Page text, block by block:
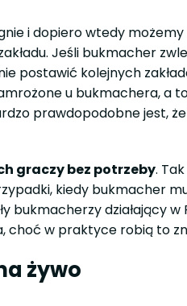
i dopiero wtedy
Jeśli bukmacher
postawić kolejnych
u bukmachera, a
prawdopodobne jest,
graczy bez potrzeby.
kiedy bukmacher
bukmacherzy działający
choć w praktyce robią to
żywo